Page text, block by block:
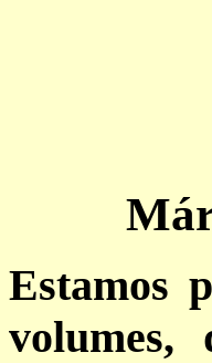
Estamos
volumes,